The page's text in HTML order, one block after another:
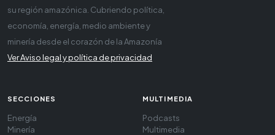
su región amazónica. Cubriendo política,
economía, energía, medio ambiente y
minería desde el corazón de la Amazonía
Ver Aviso legal y política de privacidad
SECCIONES
Energía
Minería
MULTIMEDIA
Podcasts
Multimedia